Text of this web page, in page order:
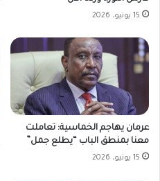
15 يونيو، 2026
عرمان يهاجم الخماسية: تعاملت
معنا بمنطق الباب “يطلع جمل”
15 يونيو، 2026